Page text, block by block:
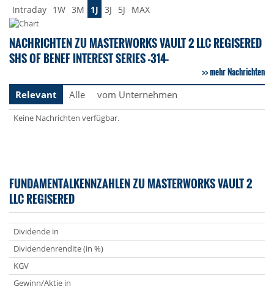
Intraday 1W 3M 1J 3J 5J MAX
NACHRICHTEN ZU MASTERWORKS VAULT 2 LLC REGISERED
SHS OF BENEF INTEREST SERIES -314-
mehr Nachrichten
Relevant
Alle vom Unternehmen
Keine Nachrichten verfügbar.
FUNDAMENTALKENNZAHLEN ZU MASTERWORKS VAULT 2
LLC REGISERED
Dividende in
Dividendenrendite (in %)
KGV
Gewinn/Aktie in